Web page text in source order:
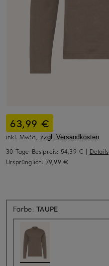
63,99 €
inkl. MwSt., zzgl. Versandkosten
30-Tage-Bestpreis: 54,39 € | Details
Ursprünglich: 79,99 €
Farbe:TAUPE